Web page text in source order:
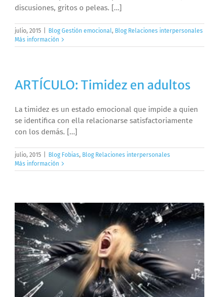
discusiones, gritos o peleas. […]
julio, 2015 Blog Gestión emocional, Blog Relaciones interpersonales
Más información
ARTÍCULO: Timidez en adultos
La timidez es un estado emocional que impide a quien
se identifica con ella relacionarse satisfactoriamente
con los demás. […]
julio, 2015 Blog Fobias, Blog Relaciones interpersonales
Más información